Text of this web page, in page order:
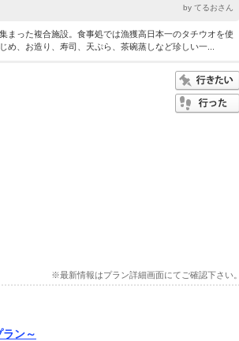
by てるおさん
まった複合施設。食事処では漁獲高日本一のタチウオを使
め、お造り、寿司、天ぷら、茶碗蒸しなど珍しい一...
※最新情報はプラン詳細画面にてご確認下さい。
ン～